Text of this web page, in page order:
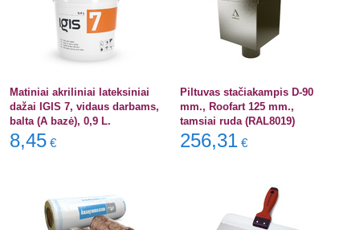
Matiniai akriliniai lateksiniai
dažai IGIS 7, vidaus darbams,
balta (A bazė), 0,9 L.
8,45 €
Piltuvas stačiakampis D-90
mm., Roofart 125 mm.,
tamsiai ruda (RAL8019)
256,31 €